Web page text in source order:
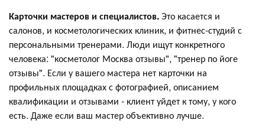
Карточки мастеров и специалистов.Это касается и
салонов, и косметологических клиник, и фитнес-студий с
персональными тренерами. Люди ищут конкретного
человека: "косметолог Москва отзывы", "тренер по йоге
отзывы". Если у вашего мастера нет карточки на
профильных площадках с фотографией, описанием
квалификации и отзывами - клиент уйдет к тому, у кого
есть. Даже если ваш мастер объективно лучше.